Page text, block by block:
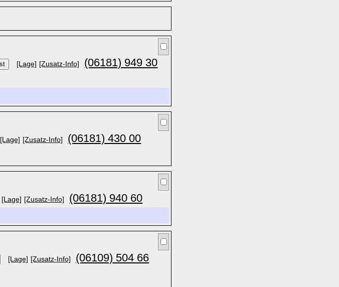
[Lage] [Zusatz-Info] (06181) 949 30
[Lage] [Zusatz-Info] (06181) 430 00
[Lage] [Zusatz-Info] (06181) 940 60
[Lage] [Zusatz-Info]
(06109) 504 66